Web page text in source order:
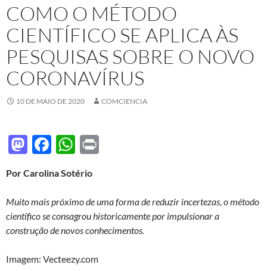
COMO O MÉTODO
CIENTÍFICO SE APLICA ÀS
PESQUISAS SOBRE O NOVO
CORONAVÍRUS
10 DE MAIO DE 2020 COMCIENCIA
M
to
d
o
n
F
e
b
o
o
k
W
at
s
A
p
p
Por Carolina Sotério
Muito mais próximo de uma forma de reduzir incertezas, o método
científico se consagrou historicamente por impulsionar a
construção de novos conhecimentos.
Imagem: Vecteezy.com